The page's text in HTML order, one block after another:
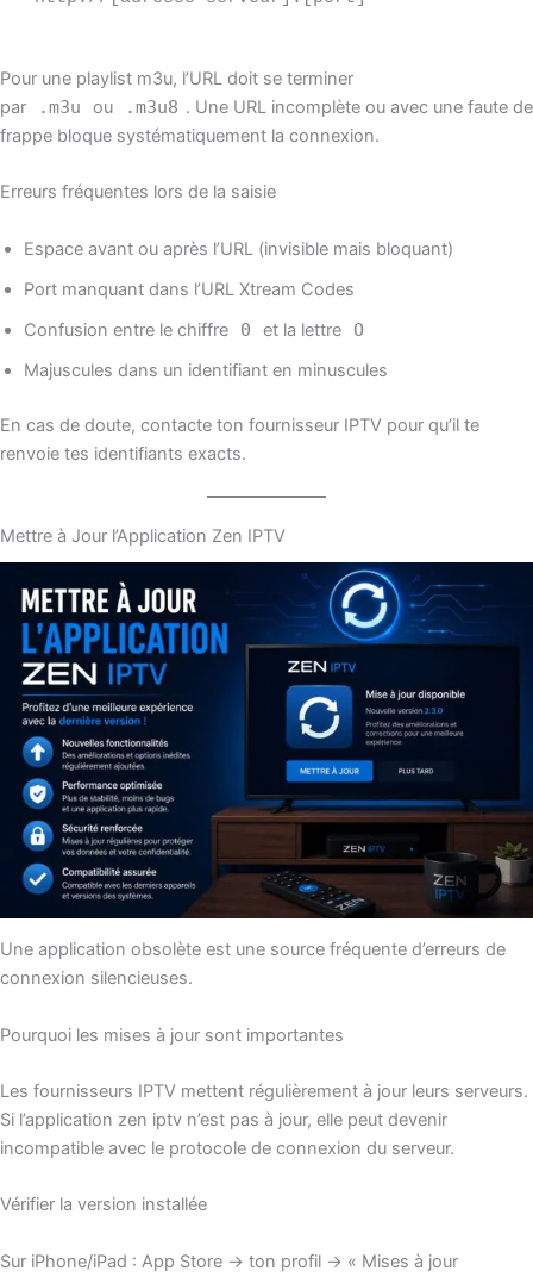
Pour une playlist m3u, l’URL doit se terminer
par
.m3u ou .m3u8 . Une URL incomplète ou avec une faute de
frappe bloque systématiquement la connexion.
Erreurs fréquentes lors de la saisie
Espace avant ou après l’URL (invisible mais bloquant)
Port manquant dans l’URL Xtream Codes
Confusion entre le chiffre
0 et la lettre O
Majuscules dans un identifiant en minuscules
En cas de doute, contacte ton fournisseur IPTV pour qu’il te
renvoie tes identifiants exacts.
Mettre à Jour l’Application Zen IPTV
Une application obsolète est une source fréquente d’erreurs de
connexion silencieuses.
Pourquoi les mises à jour sont importantes
Les fournisseurs IPTV mettent régulièrement à jour leurs serveurs.
Si l’application zen iptv n’est pas à jour, elle peut devenir
incompatible avec le protocole de connexion du serveur.
Vérifier la version installée
Sur iPhone/iPad : App Store → ton profil → « Mises à jour